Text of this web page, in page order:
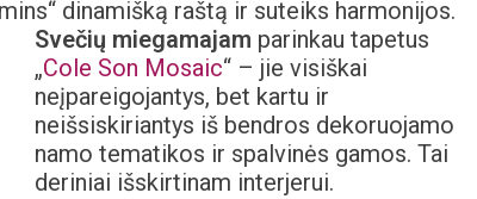
dinamišką raštą ir suteiks harmonijos.
Svečių miegamajam parinkau tapetus
„Cole Son Mosaic“ – jie visiškai
neįpareigojantys, bet kartu ir
neišsiskiriantys iš bendros dekoruojamo
namo tematikos ir spalvinės gamos. Tai
deriniai išskirtinam interjerui.